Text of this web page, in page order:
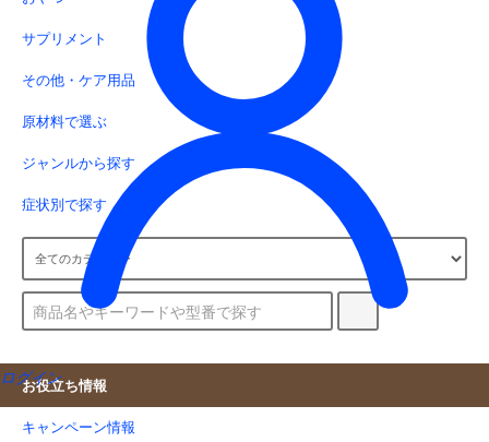
ログイン
サプリメント
その他・ケア用品
原材料で選ぶ
ジャンルから探す
症状別で探す
お役立ち情報
キャンペーン情報